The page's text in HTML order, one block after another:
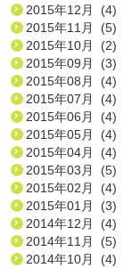
2015年12月 (4)
2015年11月 (5)
2015年10月 (2)
2015年09月 (3)
2015年08月 (4)
2015年07月 (4)
2015年06月 (4)
2015年05月 (4)
2015年04月 (4)
2015年03月 (5)
2015年02月 (4)
2015年01月 (3)
2014年12月 (4)
2014年11月 (5)
2014年10月 (4)